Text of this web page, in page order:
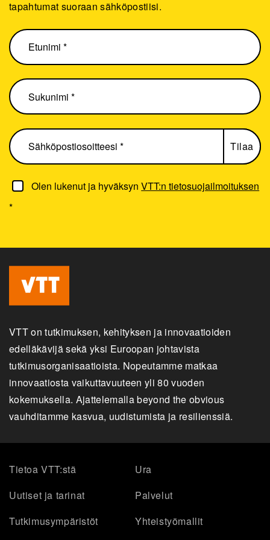
Olen lukenut ja hyväksynVTT:n tietosuojailmoituksen
*
tapahtumat suoraan sähköpostiisi.
VTT on tutkimuksen, kehityksen ja innovaatioiden
edelläkävijä sekä yksi Euroopan johtavista
tutkimusorganisaatioista. Nopeutamme matkaa
innovaatiosta vaikuttavuuteen yli 80 vuoden
kokemuksella. Ajattelemalla beyond the obvious
vauhditamme kasvua, uudistumista ja resilienssiä.
Tietoa VTT:stä
Ura
Uutiset ja tarinat
Palvelut
Tutkimusympäristöt
Yhteistyömallit